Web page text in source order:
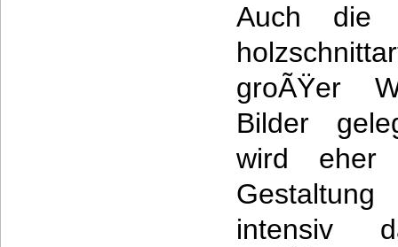
Auch die
groÃŸer
Bilder
wird eher
intensiv